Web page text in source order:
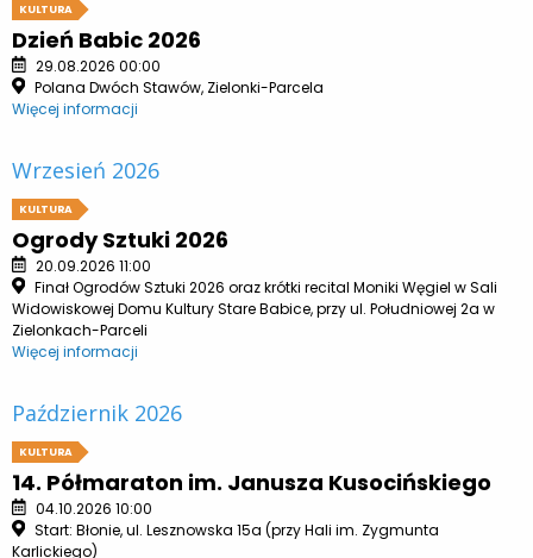
KULTURA
Dzień Babic 2026
29.08.2026 00:00
Polana Dwóch Stawów, Zielonki-Parcela
Więcej informacji
Wrzesień 2026
KULTURA
Ogrody Sztuki 2026
20.09.2026 11:00
Finał Ogrodów Sztuki 2026 oraz krótki recital Moniki Węgiel w Sali
Widowiskowej Domu Kultury Stare Babice, przy ul. Południowej 2a w
Zielonkach-Parceli
Więcej informacji
Październik 2026
KULTURA
14. Półmaraton im. Janusza Kusocińskiego
04.10.2026 10:00
Start: Błonie, ul. Lesznowska 15a (przy Hali im. Zygmunta
Karlickiego)